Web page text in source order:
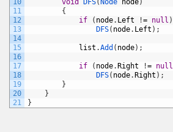
10
11
12
13
14
15
16
17
18
19
20
21
void DFS( Node node)
{
if
( node. Left != null )
DFS( node. Left ) ;
list .Add ( node) ;
if ( node. Right != null
DFS( node. Right ) ;
}
}
}